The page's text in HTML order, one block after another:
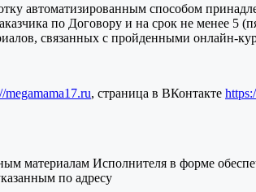
автоматизированным способом
по Договору и на срок не менее 5
связанных с пройденными онлайн-
megamama17.ru, страница в ВКонтакте
материалам Исполнителя в форме
по адресу